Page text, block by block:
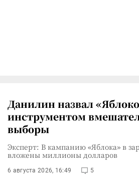
Данилин назвал
инструментом
выборы
Эксперт: В кампанию «Яблока» в
вложены миллионы долларов
6 августа 2026, 16:49 5